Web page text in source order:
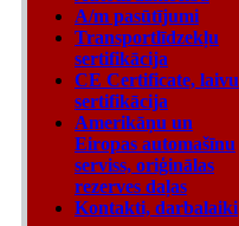
A/m pasūtījumi
Transportlīdzekļu
sertifikācija
CE Certificate, laivu
sertifikācija
Amerikāņu un
Eiropas automašīnu
serviss, oriģinālas
rezerves daļas
Kontakti, darbalaiki